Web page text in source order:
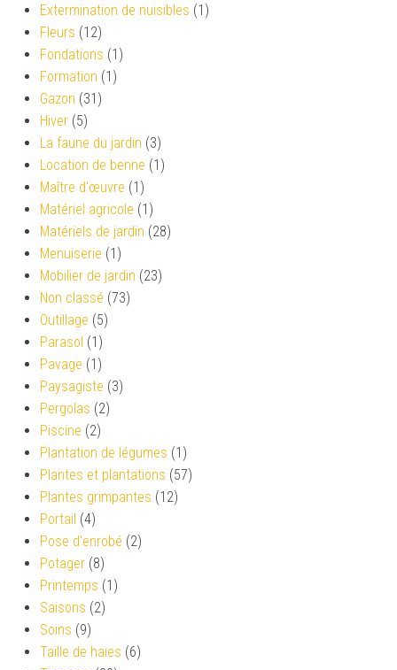
Extermination de nuisibles (1)
Fleurs (12)
Fondations (1)
Formation (1)
Gazon (31)
Hiver (5)
La faune du jardin (3)
Location de benne (1)
Maître d'œuvre (1)
Matériel agricole (1)
Matériels de jardin (28)
Menuiserie (1)
Mobilier de jardin (23)
Non classé (73)
Outillage (5)
Parasol (1)
Pavage (1)
Paysagiste (3)
Pergolas (2)
Piscine (2)
Plantation de légumes (1)
Plantes et plantations (57)
Plantes grimpantes (12)
Portail (4)
Pose d'enrobé (2)
Potager (8)
Printemps (1)
Saisons (2)
Soins (9)
Taille de haies (6)